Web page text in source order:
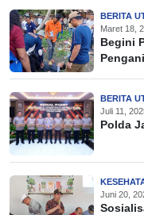
BERITA
Maret 18,
Begini
BERITA
Juli 11,
Polda
Juni 20,